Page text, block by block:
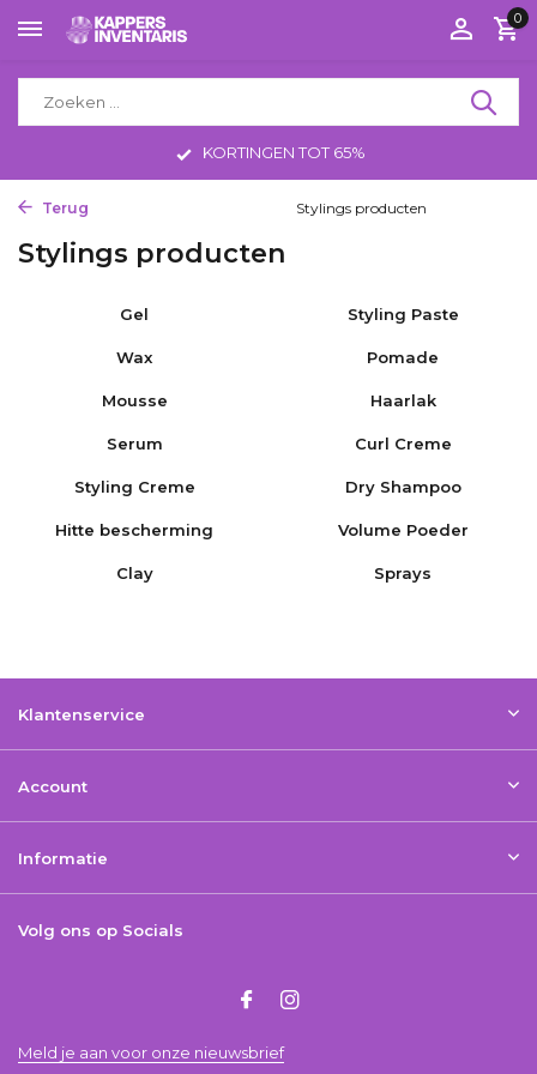
0
KORTINGEN TOT 65%
Terug Stylings producten
Stylings producten
Gel Styling Paste
Wax Pomade
Mousse Haarlak
Serum Curl Creme
Styling Creme Dry Shampoo
Hitte bescherming Volume Poeder
Clay Sprays
Klantenservice
Account
Informatie
Volg ons op Socials
Meld je aan voor onze nieuwsbrief